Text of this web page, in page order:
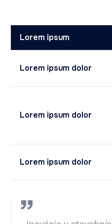
Lorem ipsum
Lorem ipsum dolor
Lorem ipsum dolor
Lorem ipsum dolor